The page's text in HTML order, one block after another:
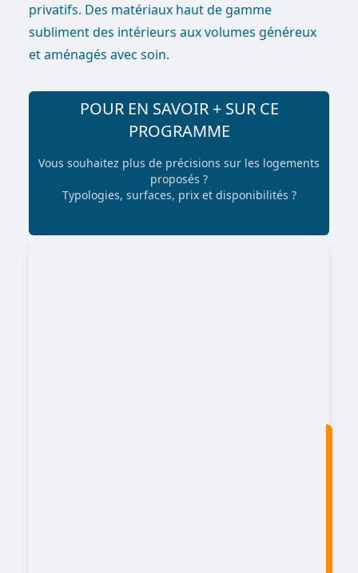
privatifs. Des matériaux haut de gamme
subliment des intérieurs aux volumes généreux
et aménagés avec soin.
POUR EN SAVOIR + SUR CE
PROGRAMME
Vous souhaitez plus de précisions sur les logements
proposés ?
Typologies, surfaces, prix et disponibilités ?